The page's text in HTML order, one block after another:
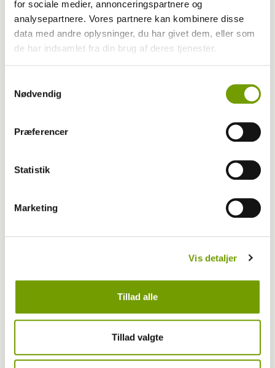
for sociale medier, annonceringspartnere og
analysepartnere. Vores partnere kan kombinere disse
data med andre oplysninger, du har givet dem, eller som
de har indsamlet fra din brug af deres tjenester.
Nødvendig
Præferencer
Statistik
Marketing
Vis detaljer
Tillad alle
Tillad valgte